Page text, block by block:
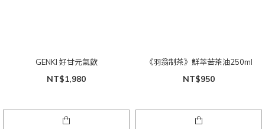
GENKI 好甘元氣飲
NT$1,980
《羽翁制茶》鮮萃苦茶油250ml
NT$950